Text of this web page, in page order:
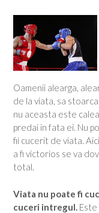
Oamenii alearga,
de la viata, sa
nu aceasta este
predai in fata ei. Nu
fii cucerit de viata.
a fi victorios se va
total.
Viata nu poate fi
cuceri intregul. Este